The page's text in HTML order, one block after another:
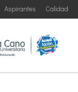
Calidad
Aspirantes